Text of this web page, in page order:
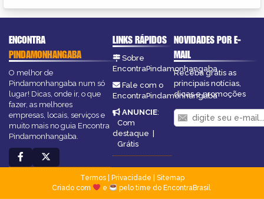
ENCONTRA
PINDAMONHANGABA
O melhor de
Pindamonhangaba num só
lugar! Dicas, onde ir, o que
fazer, as melhores
empresas, locais, serviços e
muito mais no guia Encontra
Pindamonhangaba.
LINKS RÁPIDOS
Sobre
EncontraPindamonhangaba
Fale com o
EncontraPindamonhangaba
ANUNCIE:
Com
destaque |
Grátis
NOVIDADES POR E-
MAIL
Receba grátis as
principais notícias,
dicas e promoções
Termos| Privacidade
Sitemap
Criado com
e pelo time do EncontraBrasil